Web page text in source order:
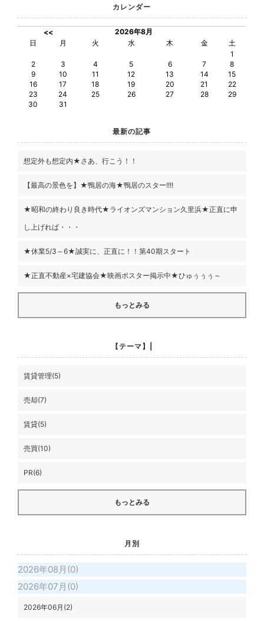
カレンダー
<<
2026年8月
日
月 火 水 木 金
土
1
2
3 4 5 6 7
8
9
10 11 12 13 14
15
16
17 18 19 20 21
22
23
24 25 26 27 28
29
30
31
最新の記事
想定外も想定内★さあ、行こう！！
【最高の景色を】★鴨居の海★鴨居のスター!!!!
★昭和の終わり良き時代★ライオンズマンション久里浜★正直に申
し上げれば・・・
★休業5/3～6★誠実に、正直に！！第40期スタート
★正直不動産×宅建協会★映画ポスター掲示中★ひゅぅぅぅ～
もっとみる
【テーマ】|
賃貸管理(5)
売却(7)
賃貸(5)
売買(10)
PR(6)
もっとみる
月別
2026年08月(0)
2026年07月(0)
2026年06月(2)